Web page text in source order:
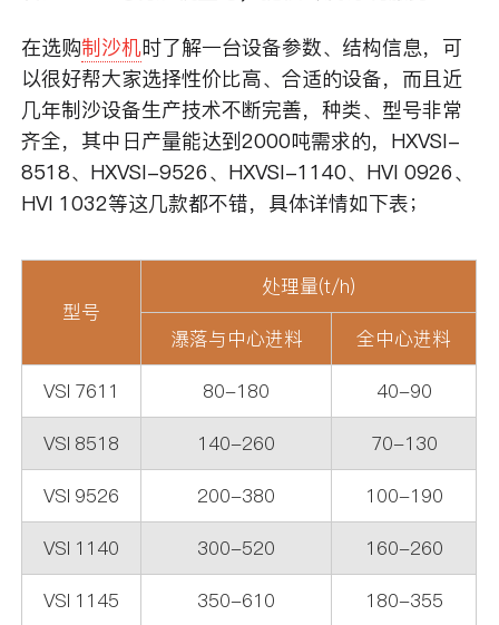
在选购制沙机时了解一台设备参数、结构信息，可
以很好帮大家选择性价比高、合适的设备，而且近
几年制沙设备生产技术不断完善，种类、型号非常
齐全，其中日产量能达到2000吨需求的，HXVSI-
8518、HXVSI-9526、HXVSI-1140、HVI 0926、
HVI 1032等这几款都不错，具体详情如下表；
型号
处理量(t/h)
瀑落与中心进料
全中心进料
VSI 7611
80-180
40-90
VSI 8518
140-260
70-130
VSI 9526
200-380
100-190
VSI 1140
300-520
160-260
VSI 1145
350-610
180-355